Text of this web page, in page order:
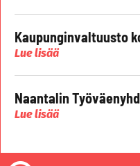
Kaupunginvaltuusto
Lue lisää
Naantalin
Lue lisää